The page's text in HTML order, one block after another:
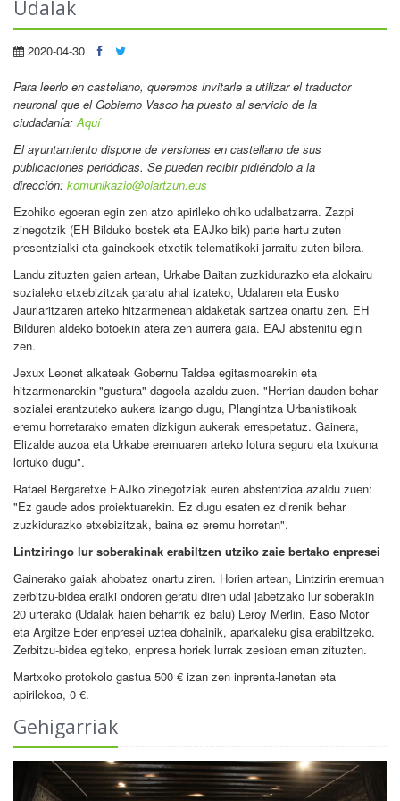
Udalak
2020-04-30
Para leerlo en castellano, queremos invitarle a utilizar el traductor
neuronal que el Gobierno Vasco ha puesto al servicio de la
ciudadanía:Aquí
El ayuntamiento dispone de versiones en castellano de sus
publicaciones periódicas. Se pueden recibir pidiéndolo a la
dirección: komunikazio@oiartzun.eus
Ezohiko egoeran egin zen atzo apirileko ohiko udalbatzarra. Zazpi
zinegotzik (EH Bilduko bostek eta EAJko bik) parte hartu zuten
presentzialki eta gainekoek etxetik telematikoki jarraitu zuten bilera.
Landu zituzten gaien artean, Urkabe Baitan zuzkidurazko eta alokairu
sozialeko etxebizitzak garatu ahal izateko, Udalaren eta Eusko
Jaurlaritzaren arteko hitzarmenean aldaketak sartzea onartu zen. EH
Bilduren aldeko botoekin atera zen aurrera gaia. EAJ abstenitu egin
zen.
Jexux Leonet alkateak Gobernu Taldea egitasmoarekin eta
hitzarmenarekin "gustura" dagoela azaldu zuen. "Herrian dauden behar
sozialei erantzuteko aukera izango dugu, Plangintza Urbanistikoak
eremu horretarako ematen dizkigun aukerak errespetatuz. Gainera,
Elizalde auzoa eta Urkabe eremuaren arteko lotura seguru eta txukuna
lortuko dugu".
Rafael Bergaretxe EAJko zinegotziak euren abstentzioa azaldu zuen:
"Ez gaude ados proiektuarekin. Ez dugu esaten ez direnik behar
zuzkidurazko etxebizitzak, baina ez eremu horretan".
Lintziringo lur soberakinak erabiltzen utziko zaie bertako enpresei
Gainerako gaiak ahobatez onartu ziren. Horien artean, Lintzirin eremuan
zerbitzu-bidea eraiki ondoren geratu diren udal jabetzako lur soberakin
20 urterako (Udalak haien beharrik ez balu) Leroy Merlin, Easo Motor
eta Argitze Eder enpresei uztea dohainik, aparkaleku gisa erabiltzeko.
Zerbitzu-bidea egiteko, enpresa horiek lurrak zesioan eman zituzten.
Martxoko protokolo gastua 500 € izan zen inprenta-lanetan eta
apirilekoa, 0 €.
Gehigarriak